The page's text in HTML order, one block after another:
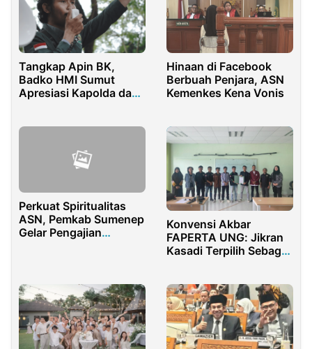
Tangkap Apin BK,
Badko HMI Sumut
Apresiasi Kapolda dan
Hinaan di Facebook
Berbuah Penjara, ASN
Kemenkes Kena Vonis
Perkuat Spiritualitas
ASN, Pemkab Sumenep
Gelar Pengajian
Konvensi Akbar
FAPERTA UNG: Jikran
Kasadi Terpilih Sebagai